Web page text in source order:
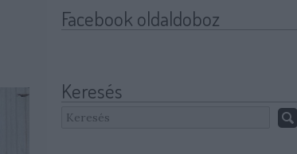
Facebook oldaldoboz
Keresés